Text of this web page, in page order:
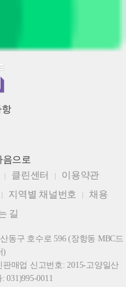
항
음으로
클린센터
이용약관
지역별 채널번호
채용
길
동구 호수로 596 (장항동 MBC드
)
매업 신고번호: 2015-고양일산
031)995-0011